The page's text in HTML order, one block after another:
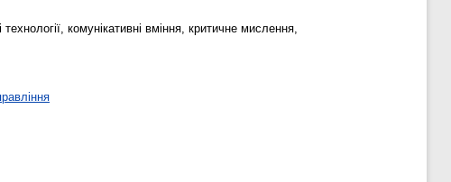
комунікативні вміння, критичне мислення,